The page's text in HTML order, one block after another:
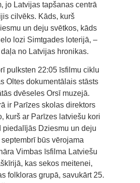
jo Latvijas tapšanas centrā
cilvēks. Kāds, kurš
un deju svētkos, kāds
lozi Simtgades loterijā, –
no Latvijas hronikas.
pulksten 22:05 īsfilmu ciklu
Oltes dokumentālais stāsts
dvēseles Orsī muzejā.
ir Parīzes skolas direktors
kurš ar Parīzes latviešu kori
piedalījās Dziesmu un deju
būs vērojama
Vimbas īsfilma Latviešu
kas sekos meitenei,
folkloras grupā, savukārt 25.